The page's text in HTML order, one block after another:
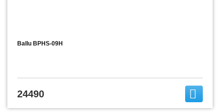
Ballu BPHS-09H
24490